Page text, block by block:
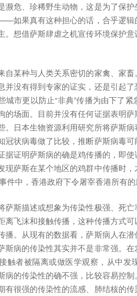
濒危、珍稀野生动物，这是为了保
如果真有这种担心的话，合乎逻辑
。想借萨斯肆虐之机宣传环境保护
自某种与人类关系密切的家禽、家
并没有得到专家的证实，还是引起
城市更以防止“非典”传播为由下了
的场面。目前并没有任何证据表明
。日本生物资源利用研究所将萨斯病
冠状病毒做了比较，推断萨斯病毒可
据证明萨斯病的确是鸡传播的，即
现萨斯在某个地区的鸡群中传播时
件中，香港政府下令屠宰香港所有的
萨斯描述或想象为传染性极强、死亡
离飞沫和接触传播，这种传播方式
播。从现有的数据看，萨斯病人在
斯病的传染性其实并不是非常强。
触者被隔离或做医学观察，从中发
病的传染性的确不强，比较容易控
有很强的传染性的流感、肺结核的